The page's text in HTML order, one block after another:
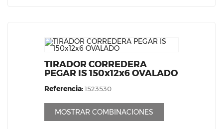
TIRADOR CORREDERA
PEGAR IS 150x12x6 OVALADO
Referencia:1523530
MOSTRAR COMBINACIONES